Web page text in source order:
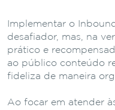
Implementar o
desafiador, mas, na
prático e
ao público conteúdo
fideliza de maneira
Ao focar em atender